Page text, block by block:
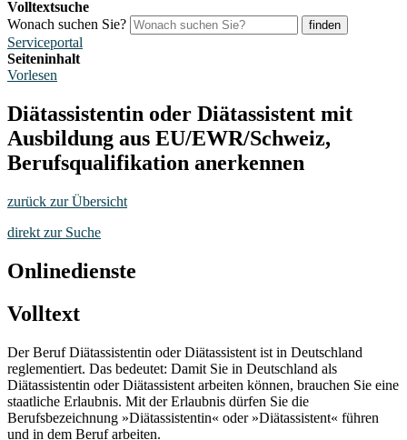
Volltextsuche
Wonach suchen Sie?
finden
Serviceportal
Seiteninhalt
Vorlesen
Diätassistentin oder Diätassistent mit
Ausbildung aus EU/EWR/Schweiz,
Berufsqualifikation anerkennen
zurück zur Übersicht
direkt zur Suche
Onlinedienste
Volltext
Der Beruf Diätassistentin oder Diätassistent ist in Deutschland
reglementiert. Das bedeutet: Damit Sie in Deutschland als
Diätassistentin oder Diätassistent arbeiten können, brauchen Sie eine
staatliche Erlaubnis. Mit der Erlaubnis dürfen Sie die
Berufsbezeichnung »Diätassistentin« oder »Diätassistent« führen
und in dem Beruf arbeiten.